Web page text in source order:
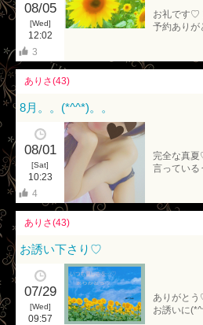
08/05
[Wed]
12:02
3
お礼です♡
予約あり
ありさ(43)
8月。。(*^^*)。。
08/01
[Sat]
10:23
4
完全な真
言ってい
ありさ(43)
お誘い下さり♡
07/29
[Wed]
09:57
ありがと
お誘いに